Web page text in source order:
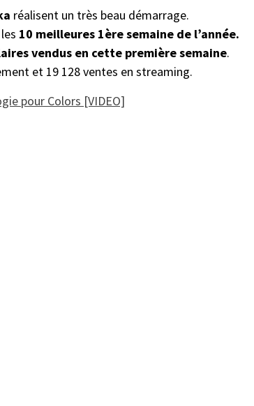
réalisent un très beau démarrage.
10 meilleures 1ère semaine de l’année.
vendus en cette première semaine.
et 19 128 ventes en streaming.
pour Colors [VIDEO]